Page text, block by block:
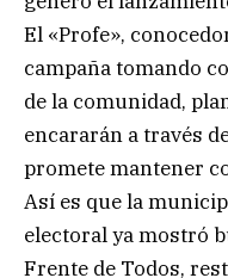
El «Profe»,
campaña tomando
de la comunidad,
encararán a través
promete mantener
Así es que la
electoral ya mostró
Frente de Todos,